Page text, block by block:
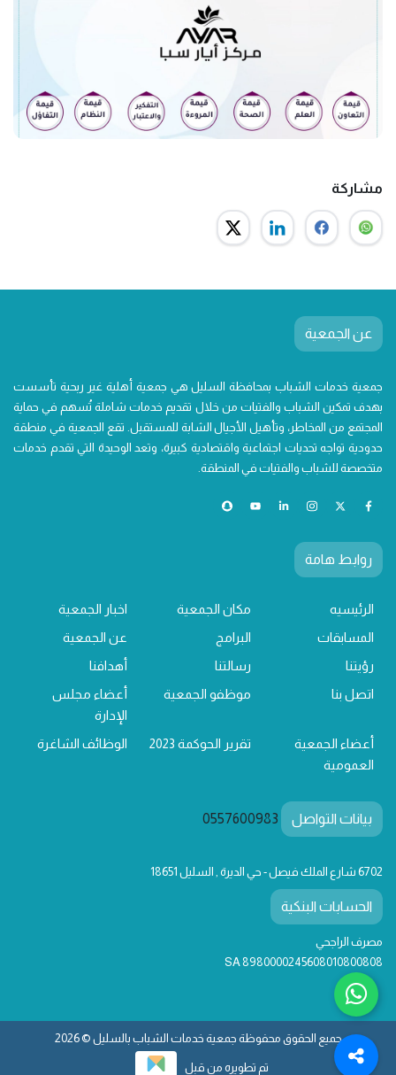
مشاركة
عن الجمعية
جمعية خدمات الشباب بمحافظة السليل هي جمعية أهلية غير ربحية تأسست
بهدف تمكين الشباب والفتيات من خلال تقديم خدمات شاملة تُسهم في حماية
المجتمع من المخاطر، وتأهيل الأجيال الشابة للمستقبل. تقع الجمعية في منطقة
حدودية تواجه تحديات اجتماعية واقتصادية كبيرة، وتعد الوحيدة التي تقدم خدمات
متخصصة للشباب والفتيات في المنطقة.
روابط هامة
الرئيسيه مكان الجمعية
اخبار الجمعية
المسابقات
البرامج
عن الجمعية
رؤيتنا
رسالتنا
أهدافنا
اتصل بنا
موظفو الجمعية
أعضاء مجلس
الإدارة
أعضاء الجمعية
العمومية
تقرير الحوكمة 2023 الوظائف الشاغرة
بيانات التواصل 0557600983
6702 شارع الملك فيصل - حي الديرة , السليل 18651
الحسابات البنكية
مصرف الراجحي
SA 8980000245608010800808
جميع الحقوق محفوظة جمعية خدمات الشباب بالسليل © 2026
تم تطويره من قبل